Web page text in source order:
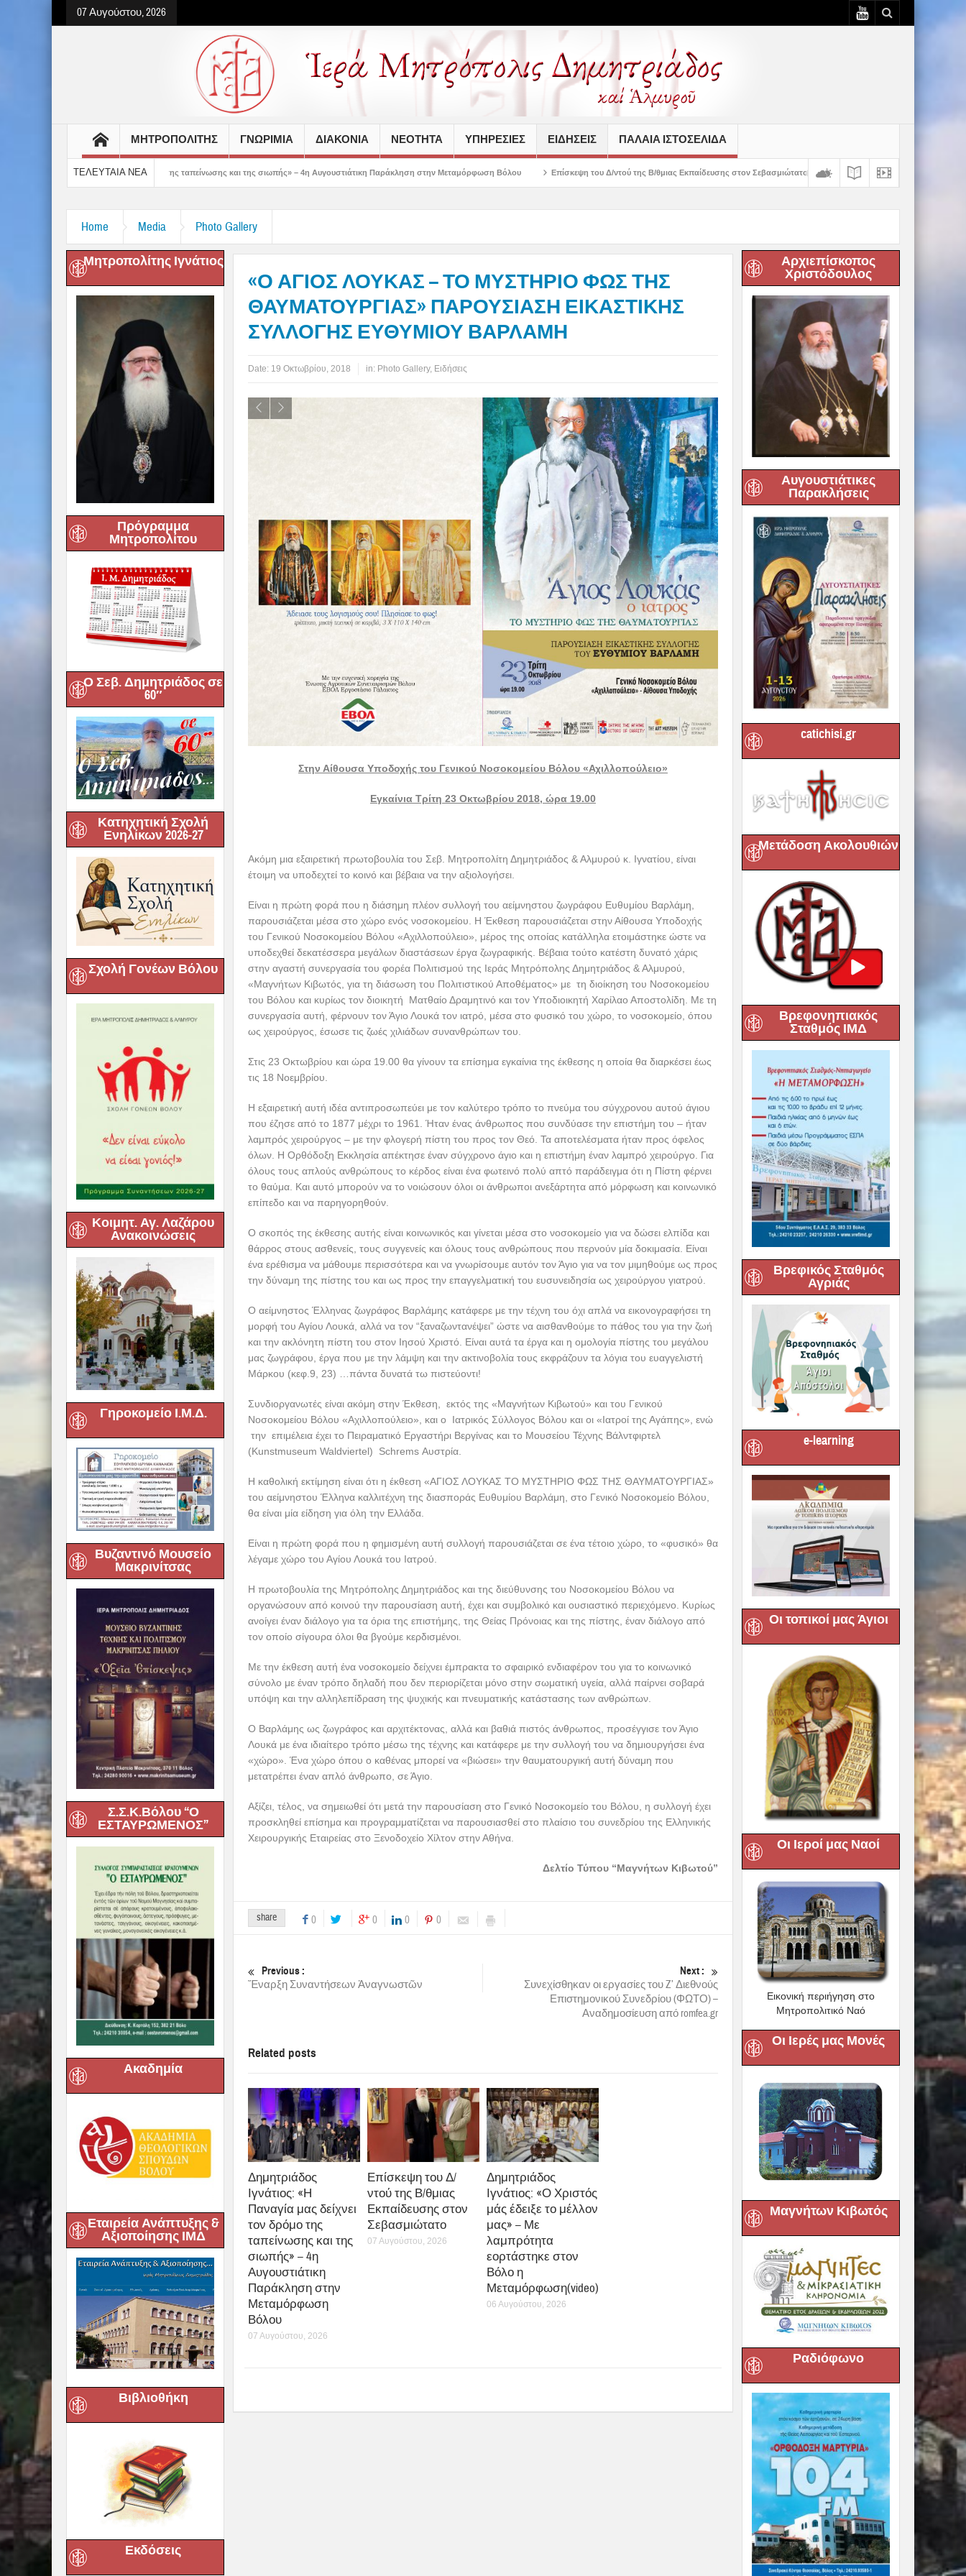
07 Αυγούστου, 2026
ΜΗΤΡΟΠΟΛΙΤΗΣ ΓΝΩΡΙΜΙΑ ΔΙΑΚΟΝΙΑ ΝΕΟΤΗΤΑ ΥΠΗΡΕΣΙΕΣ ΕΙΔΗΣΕΙΣ ΠΑΛΑΙΆ ΙΣΤΟΣΕΛΊΔΑ
ΤΕΛΕΥΤΑΙΑ ΝΕΑ
τον δρόμο της ταπείνωσης και της σιωπής» – 4η Αυγουστιάτικη Παράκληση στην Μεταμόρφωση Βόλου Επίσκεψη του Δ/ντού της Β/θμιας Εκπαίδευσης στον Σεβασμιώτατο Δημητριάδος Ιγνάτιος: «Ο Χριστός μάς έδειξε το
Home Media Photo Gallery
Μητροπολίτης Ιγνάτιος
Πρόγραμμα
Μητροπολίτου
Ο Σεβ. Δημητριάδος σε
60″
Κατηχητική Σχολή
Ενηλίκων 2026-27
Σχολή Γονέων Βόλου
Κοιμητ. Αγ. Λαζάρου
Ανακοινώσεις
Γηροκομείο Ι.Μ.Δ.
Βυζαντινό Μουσείο
Μακρινίτσας
Σ.Σ.Κ.Βόλου “Ο
ΕΣΤΑΥΡΩΜΕΝΟΣ”
Ακαδημία
Εταιρεία Ανάπτυξης &
Αξιοποίησης ΙΜΔ
Βιβλιοθήκη
Εκδόσεις
«Ο ΑΓΙΟΣ ΛΟΥΚΑΣ – ΤΟ ΜΥΣΤΗΡΙΟ ΦΩΣ ΤΗΣ
ΘΑΥΜΑΤΟΥΡΓΙΑΣ» ΠΑΡΟΥΣΙΑΣΗ ΕΙΚΑΣΤΙΚΗΣ
ΣΥΛΛΟΓΗΣ ΕΥΘΥΜΙΟΥ ΒΑΡΛΑΜΗ
Date: 19 Οκτωβρίου, 2018 in: Photo Gallery, Ειδήσεις
Στην Αίθουσα Υποδοχής του Γενικού Νοσοκομείου Βόλου «Αχιλλοπούλειο»
Εγκαίνια Τρίτη 23 Οκτωβρίου 2018, ώρα 19.00
Ακόμη μια εξαιρετική πρωτοβουλία του Σεβ. Μητροπολίτη Δημητριάδος & Αλμυρού κ. Ιγνατίου, είναι
έτοιμη να υποδεχτεί το κοινό και βέβαια να την αξιολογήσει.
Είναι η πρώτη φορά που η διάσημη πλέον συλλογή του αείμνηστου ζωγράφου Ευθυμίου Βαρλάμη,
παρουσιάζεται μέσα στο χώρο ενός νοσοκομείου. Η Έκθεση παρουσιάζεται στην Αίθουσα Υποδοχής
του Γενικού Νοσοκομείου Βόλου «Αχιλλοπούλειο», μέρος της οποίας κατάλληλα ετοιμάστηκε ώστε να
υποδεχθεί δεκατέσσερα μεγάλων διαστάσεων έργα ζωγραφικής. Βέβαια τούτο κατέστη δυνατό χάρις
«Μαγνήτων Κιβωτός, για τη διάσωση του Πολιτιστικού Αποθέματος» με τη διοίκηση του Νοσοκομείου
του Βόλου και κυρίως τον διοικητή Ματθαίο Δραμητινό και τον Υποδιοικητή Χαρίλαο Αποστολίδη. Με τη
συνεργασία αυτή, φέρνουν τον Άγιο Λουκά τον ιατρό, μέσα στο φυσικό του χώρο, το νοσοκομείο, όπου
ως χειρούργος, έσωσε τις ζωές χιλιάδων συνανθρώπων του.
τις 18 Νοεμβρίου.
Η εξαιρετική αυτή ιδέα αντιπροσωπεύει με τον καλύτερο τρόπο το πνεύμα του σύγχρονου αυτού άγιου
που έζησε από το 1877 μέχρι το 1961. Ήταν ένας άνθρωπος που συνδύασε την επιστήμη του – ήταν
όλων. Η Ορθόδοξη Εκκλησία απέκτησε έναν σύγχρονο άγιο και η επιστήμη έναν λαμπρό χειρούργο. Για
όλους τους απλούς ανθρώπους το κέρδος είναι ένα φωτεινό πολύ απτό παράδειγμα ότι η Πίστη φέρνει
το θαύμα. Και αυτό μπορούν να το νοιώσουν όλοι οι άνθρωποι ανεξάρτητα από μόρφωση και κοινωνικό
επίπεδο και να παρηγορηθούν.
Ο σκοπός της έκθεσης αυτής είναι κοινωνικός και γίνεται μέσα στο νοσοκομείο για να δώσει ελπίδα και
θάρρος στους ασθενείς, τους συγγενείς και όλους τους ανθρώπους που περνούν μία δοκιμασία. Είναι
ένα ερέθισμα να μάθουμε περισσότερα και να γνωρίσουμε αυτόν τον Άγιο για να τον μιμηθούμε ως προς
την δύναμη της πίστης του και ως προς την επαγγελματική του ευσυνειδησία ως χειρούργου γιατρού.
Ο αείμνηστος Έλληνας ζωγράφος Βαρλάμης κατάφερε με την τέχνη του όχι απλά να εικονογραφήσει τη
μορφή του Αγίου Λουκά, αλλά να τον “ξαναζωντανέψει” ώστε να αισθανθούμε το πάθος του για την ζωή
και την ακλόνητη πίστη του στον Ιησού Χριστό. Είναι αυτά τα έργα και η ομολογία πίστης του μεγάλου
μας ζωγράφου, έργα που με την λάμψη και την ακτινοβολία τους εκφράζουν τα λόγια του ευαγγελιστή
Συνδιοργανωτές είναι ακόμη στην Έκθεση, εκτός της «Μαγνήτων Κιβωτού» και του Γενικού
Νοσοκομείου Βόλου «Αχιλλοπούλειο», και ο Ιατρικός Σύλλογος Βόλου και οι «Ιατροί της Αγάπης», ενώ
την επιμέλεια έχει το Πειραματικό Εργαστήρι Βεργίνας και το Μουσείου Τέχνης Βάλντφιρτελ
Η καθολική εκτίμηση είναι ότι η έκθεση «ΑΓΙΟΣ ΛΟΥΚΑΣ ΤΟ ΜΥΣΤΗΡΙΟ ΦΩΣ ΤΗΣ ΘΑΥΜΑΤΟΥΡΓΙΑΣ»
του αείμνηστου Έλληνα καλλιτέχνη της διασποράς Ευθυμίου Βαρλάμη, στο Γενικό Νοσοκομείο Βόλου,
Η πρωτοβουλία της Μητρόπολης Δημητριάδος και της διεύθυνσης του Νοσοκομείου Βόλου να
τον οποίο σίγουρα όλοι θα βγούμε κερδισμένοι.
Με την έκθεση αυτή ένα νοσοκομείο δείχνει έμπρακτα το σφαιρικό ενδιαφέρον του για το κοινωνικό
σύνολο με έναν τρόπο δηλαδή που δεν περιορίζεται μόνο στην σωματική υγεία, αλλά παίρνει σοβαρά
«χώρο». Ένα χώρο όπου ο καθένας μπορεί να «βιώσει» την θαυματουργική αυτή δύναμη που
μετατρέπει έναν απλό άνθρωπο, σε Άγιο.
Αξίζει, τέλος, να σημειωθεί ότι μετά την παρουσίαση στο Γενικό Νοσοκομείο του Βόλου, η συλλογή έχει
προσκληθεί επίσημα και προγραμματίζεται να παρουσιασθεί στο πλαίσιο του συνεδρίου της Ελληνικής
Χειρουργικής Εταιρείας στο Ξενοδοχείο Χίλτον στην Αθήνα.
Δελτίο Τύπου “Μαγνήτων Κιβωτού”
share 0
Previous :
Ἔναρξη Συναντήσεων Ἀναγνωστῶν
Αρχιεπίσκοπος
Χριστόδουλος
Αυγουστιάτικες
Παρακλήσεις
catichisi.gr
Μετάδοση Ακολουθιών
Βρεφονηπιακός
Σταθμός ΙΜΔ
Βρεφικός Σταθμός
Αγριάς
e-learning
Οι τοπικοί μας Άγιοι
Οι Ιεροί μας Ναοί
Εικονική περιήγηση στο
Μητροπολιτικό Ναό
Οι Ιερές μας Μονές
Μαγνήτων Κιβωτός
Ραδιόφωνο